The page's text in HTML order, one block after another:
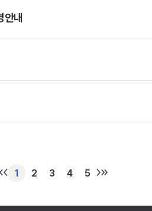
내
1 2 3 4 5